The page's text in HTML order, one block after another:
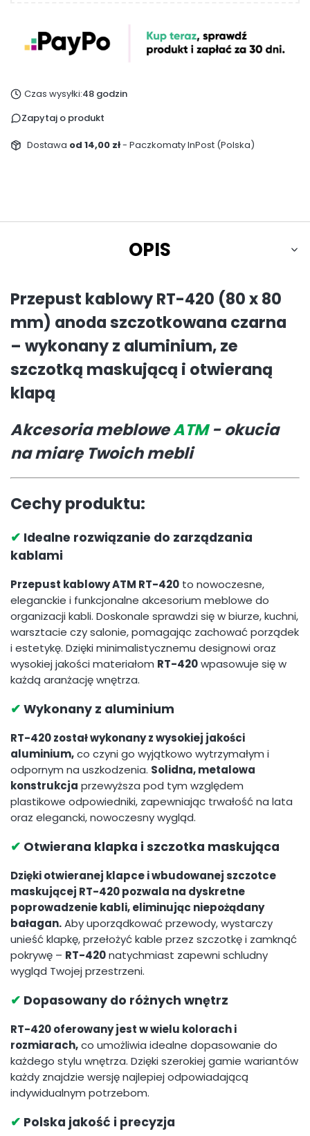
Czas wysyłki:48 godzin
Zapytaj o produkt
Dostawa od 14,00 zł- Paczkomaty InPost (Polska)
OPIS
Przepust kablowy RT-420 (80 x 80
mm) anoda szczotkowana czarna
– wykonany z aluminium, ze
szczotką maskującą i otwieraną
klapą
Akcesoria mebloweATM- okucia
na miarę Twoich mebli
Cechy produktu:
✔ Idealne rozwiązanie do zarządzania
kablami
Przepust kablowy ATM RT-420 to nowoczesne,
eleganckie i funkcjonalne akcesorium meblowe do
organizacji kabli. Doskonale sprawdzi się w biurze, kuchni,
warsztacie czy salonie, pomagając zachować porządek
i estetykę. Dzięki minimalistycznemu designowi oraz
wysokiej jakości materiałom RT-420wpasowuje się w
każdą aranżację wnętrza.
✔ Wykonany z aluminium
RT-420 został wykonany z wysokiej jakości
aluminium,co czyni go wyjątkowo wytrzymałym i
odpornym na uszkodzenia. Solidna, metalowa
konstrukcja przewyższa pod tym względem
plastikowe odpowiedniki, zapewniając trwałość na lata
oraz elegancki, nowoczesny wygląd.
✔ Otwierana klapka i szczotka maskująca
Dzięki otwieranej klapce i wbudowanej szczotce
maskującej RT-420 pozwala na dyskretne
poprowadzenie kabli, eliminując niepożądany
bałagan.Aby uporządkować przewody, wystarczy
unieść klapkę, przełożyć kable przez szczotkę i zamknąć
pokrywę – RT-420natychmiast zapewni schludny
wygląd Twojej przestrzeni.
✔ Dopasowany do różnych wnętrz
RT-420 oferowany jest w wielu kolorach i
rozmiarach,co umożliwia idealne dopasowanie do
każdego stylu wnętrza. Dzięki szerokiej gamie wariantów
każdy znajdzie wersję najlepiej odpowiadającą
indywidualnym potrzebom.
✔ Polska jakość i precyzja